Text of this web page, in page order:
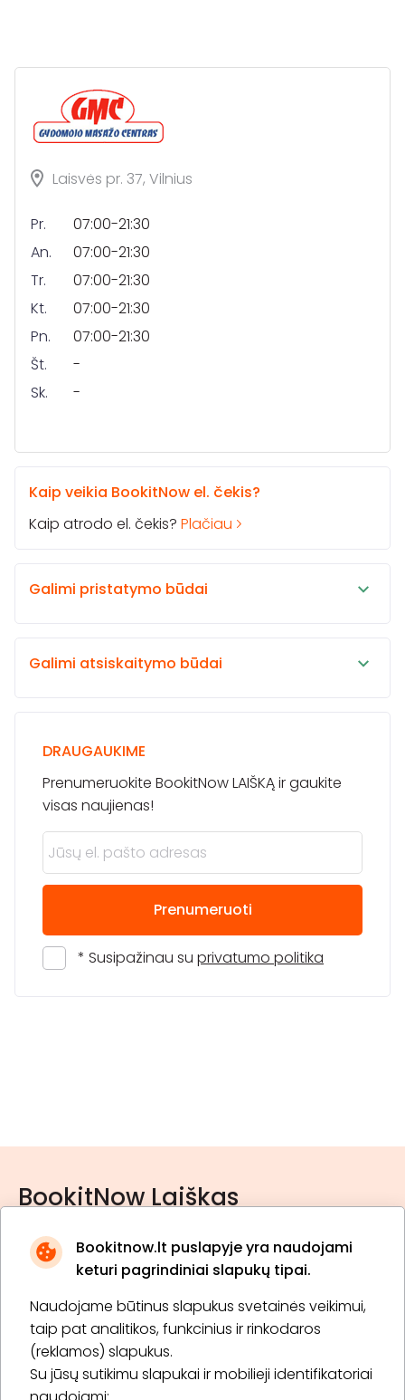
Bookitnow.lt puslapyje yra naudojami
keturi pagrindiniai slapukų tipai.
Naudojame būtinus slapukus svetainės veikimui,
taip pat analitikos, funkcinius ir rinkodaros
(reklamos) slapukus.
Su jūsų sutikimu slapukai ir mobilieji identifikatoriai
Laisvės pr. 37, Vilnius
Pr.
07:00-21:30
An.
07:00-21:30
Tr.
07:00-21:30
Kt.
07:00-21:30
Pn.
07:00-21:30
Št.
-
Sk.
-
Kaip veikia BookitNow el. čekis?
Kaip atrodo el. čekis? Plačiau
Galimi pristatymo būdai
Galimi atsiskaitymo būdai
DRAUGAUKIME
Prenumeruokite BookitNow LAIŠKĄ ir gaukite
visas naujienas!
Prenumeruoti
* Susipažinau su privatumo politika
BookitNow Laiškas
* Susipažinau su privatumo politika
Prenumeruoti